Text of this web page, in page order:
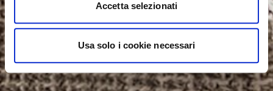
Accetta selezionati
Usa solo i cookie necessari